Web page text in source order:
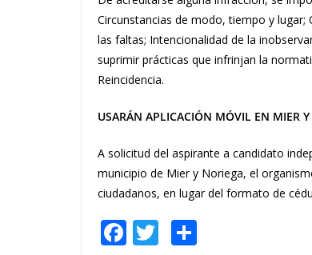
Circunstancias de modo, tiempo y lugar;
las faltas; Intencionalidad de la
suprimir prácticas que infrinjan la
Reincidencia.
USARÁN APLICACIÓN MÓVIL EN MIER
A solicitud del aspirante a candidato
municipio de Mier y Noriega, el
ciudadanos, en lugar del formato de
F T